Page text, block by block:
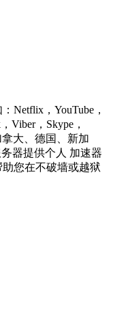
Netflix，YouTube，
Viber，Skype，
拿大、德国、新加
器提供个人 加速器
助您在不破墙或越狱